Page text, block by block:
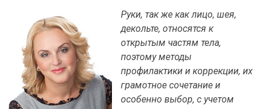
Руки, так же как лицо, шея,
декольте, относятся к
открытым частям тела,
поэтому методы
профилактики и коррекции, их
грамотное сочетание и
особенно выбор, с учетом